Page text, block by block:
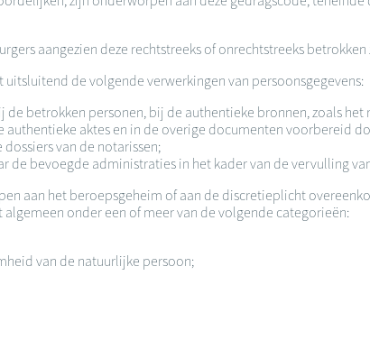
aangezien deze rechtstreeks of onrechtstreeks
de volgende verwerkingen van persoonsgegevens:
de betrokken personen, bij de authentieke bronnen, zoals
authentieke aktes en in de overige documenten voorbereid
van de notarissen;
de bevoegde administraties in het kader van de vervulling
aan het beroepsgeheim of aan de discretieplicht
onder een of meer van de volgende categorieën:
van de natuurlijke persoon;